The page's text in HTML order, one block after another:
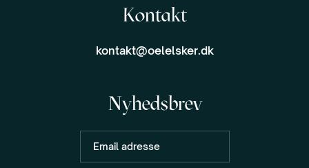
Kontakt
kontakt@oelelsker.dk
Nyhedsbrev